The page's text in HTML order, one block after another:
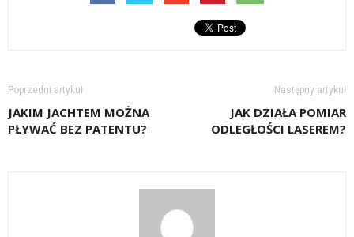
Poprzedni artykuł
JAKIM JACHTEM MOŻNA
PŁYWAĆ BEZ PATENTU?
Następny artykuł
JAK DZIAŁA POMIAR
ODLEGŁOŚCI LASEREM?